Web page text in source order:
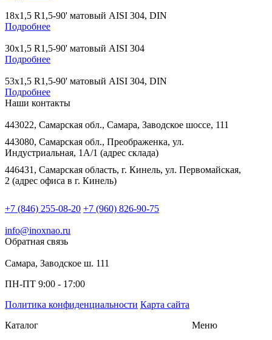
18х1,5 R1,5-90' матовый AISI 304, DIN
Подробнее
30х1,5 R1,5-90' матовый AISI 304
Подробнее
53х1,5 R1,5-90' матовый AISI 304, DIN
Подробнее
Наши контакты
443022, Самарская обл., Самара, Заводское шоссе, 111
443080, Самарская обл., Преображенка, ул.
Индустриальная, 1А/1 (адрес склада)
446431, Самарская область, г. Кинель, ул. Первомайская,
2 (адрес офиса в г. Кинель)
+7 (846) 255-08-20 +7 (960) 826-90-75
info@inoxnao.ru
Обратная связь
Самара, Заводское ш. 111
ПН-ПТ 9:00 - 17:00
Политика конфиденциальности Карта сайта
Каталог
Меню